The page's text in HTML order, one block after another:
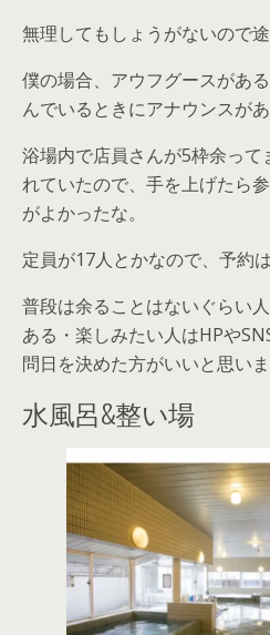
無理してもしょうがないので途
僕の場合、アウフグースがあ
んでいるときにアナウンスがあ
浴場内で店員さんが5枠余って
れていたので、手を上げたら
がよかったな。
定員が17人とかなので、予約
普段は余ることはないぐらい
ある・楽しみたい人はHPや
問日を決めた方がいいと思いま
水風呂&整い場